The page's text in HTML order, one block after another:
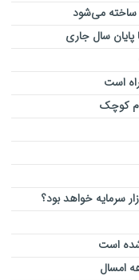
ساخته می‌شود
سال جاری
است
کوچک
سرمایه خواهد بود؟